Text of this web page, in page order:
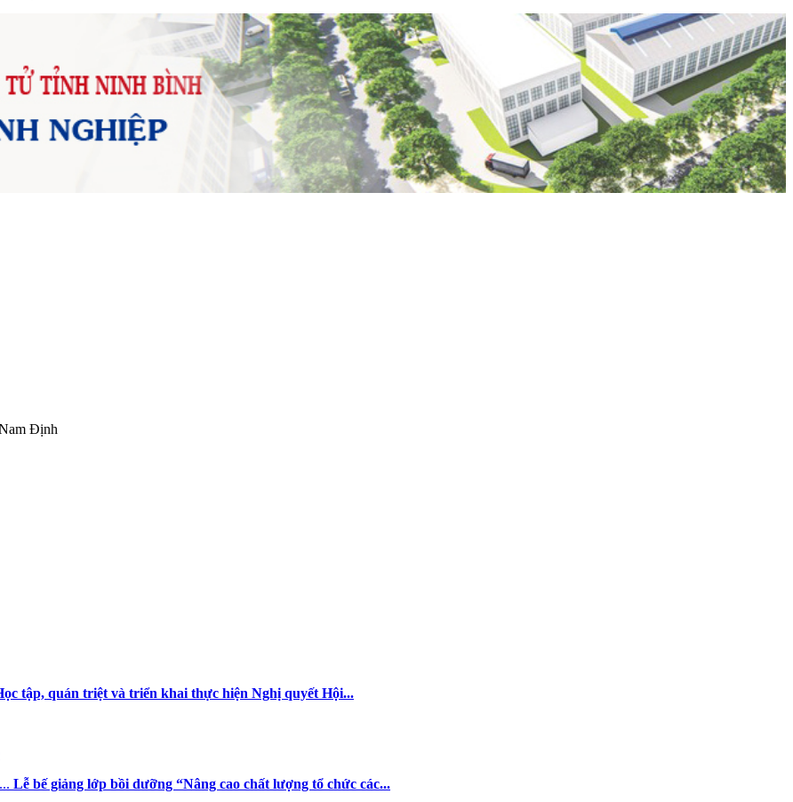
Định
học tập và giá dịch vụ trong lĩnh vực giáo dục, đào tạo
và đào tạo
tập, quán triệt và triển khai thực hiện Nghị quyết Hội...
Lễ bế giảng lớp bồi dưỡng “Nâng cao chất lượng tổ chức các...